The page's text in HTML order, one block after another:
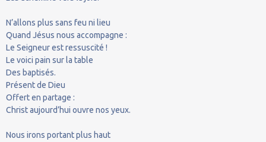
N’allons plus sans feu ni lieu
Quand Jésus nous accompagne :
Le Seigneur est ressuscité !
Le voici pain sur la table
Des baptisés.
Présent de Dieu
Offert en partage :
Christ aujourd’hui ouvre nos yeux.
Nous irons portant plus haut